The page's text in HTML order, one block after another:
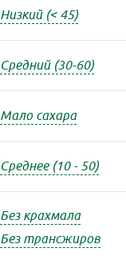
Низкий (< 45)
Средний (30-60)
Мало сахара
Среднее (10 - 50)
Без крахмала
Без трансжиров